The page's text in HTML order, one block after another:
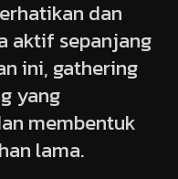
dan
aktif sepanjang
ini, gathering
yang
membentuk
lama.